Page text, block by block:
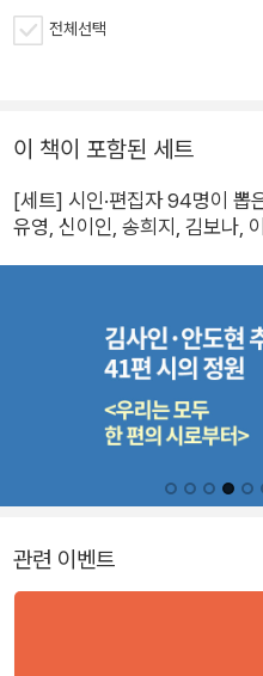
전체선택
이 책이 포함된 세트
[세트] 시인·편집자 94명이 뽑
유영, 신이인, 송희지, 김보나,
관련 이벤트